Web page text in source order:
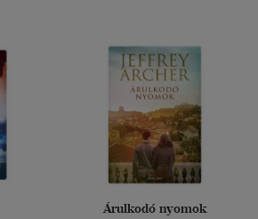
Árulkodó nyomok